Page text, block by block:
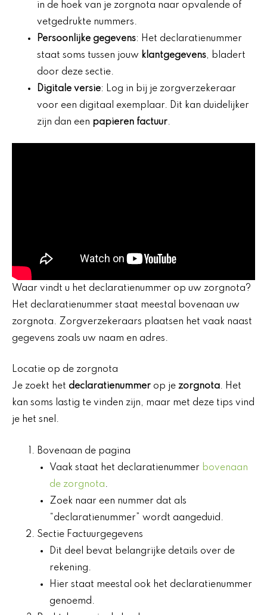
in de hoek van je zorgnota naar opvalende of
vetgedrukte nummers.
Persoonlijke gegevens: Het declaratienummer
staat soms tussen jouw klantgegevens, bladert
door deze sectie.
Digitale versie: Log in bij je zorgverzekeraar
voor een digitaal exemplaar. Dit kan duidelijker
zijn dan een papieren factuur.
Waar vindt u het declaratienummer op uw zorgnota?
Het declaratienummer staat meestal bovenaan uw
zorgnota. Zorgverzekeraars plaatsen het vaak naast
gegevens zoals uw naam en adres.
Locatie op de zorgnota
Je zoekt het declaratienummer op je zorgnota. Het
kan soms lastig te vinden zijn, maar met deze tips vind
je het snel.
Bovenaan de pagina
Vaak staat het declaratienummer bovenaan
de zorgnota.
Zoek naar een nummer dat als
“declaratienummer” wordt aangeduid.
Sectie Factuurgegevens
Dit deel bevat belangrijke details over de
rekening.
Hier staat meestal ook het declaratienummer
genoemd.